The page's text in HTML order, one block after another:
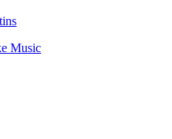
Music